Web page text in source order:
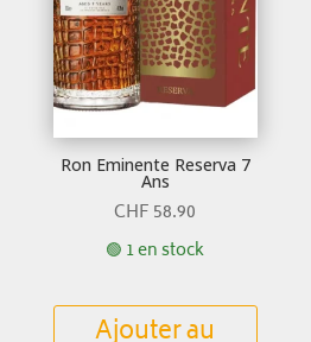
Ron Eminente Reserva 7
Ans
CHF 58.90
🟢 1 en stock
Ajouter au